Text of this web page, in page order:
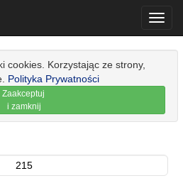
cookies. Korzystając ze strony,
Polityka Prywatności
Zaakceptuj
i zamknij
215